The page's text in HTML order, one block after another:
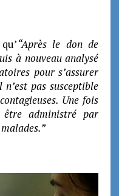
“Après le don de
à nouveau analysé
pour s’assurer
pas susceptible
Une fois
administré par